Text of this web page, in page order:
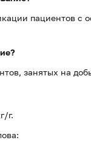
пациентов с
занятых на
г.